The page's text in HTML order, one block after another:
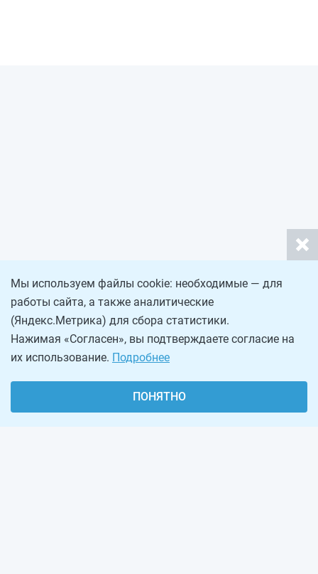
Мы используем файлы cookie: необходимые — для
работы сайта, а также аналитические
(Яндекс.Метрика) для сбора статистики.
Нажимая «Согласен», вы подтверждаете согласие на
их использование. Подробнее
ПОНЯТНО